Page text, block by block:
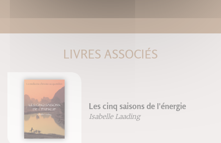
LIVRES ASSOCIÉS
Les cinq saisons de l'énergie
Isabelle Laading